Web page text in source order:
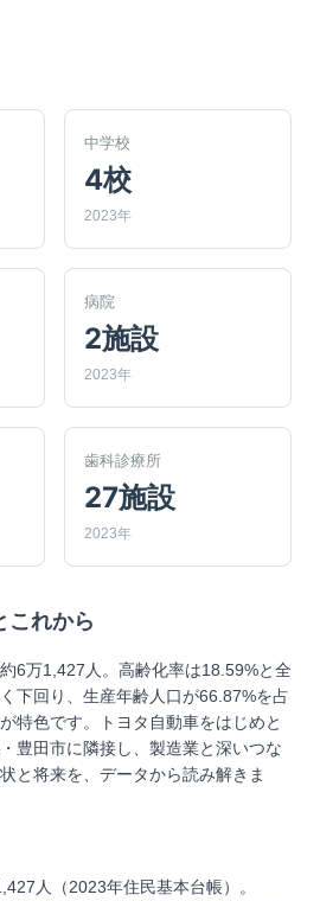
中学校
4校
2023年
病院
2施設
2023年
歯科診療所
27施設
2023年
これから
6万1,427人。高齢化率は18.59%と全
下回り、生産年齢人口が66.87%を占
特色です。トヨタ自動車をはじめと
豊田市に隣接し、製造業と深いつな
と将来を、データから読み解きま
人（2023年住民基本台帳）。